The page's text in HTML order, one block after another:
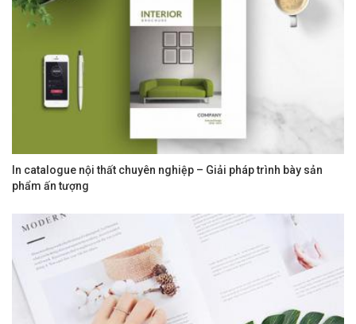
In catalogue nội thất chuyên nghiệp – Giải pháp trình bày sản
phẩm ấn tượng